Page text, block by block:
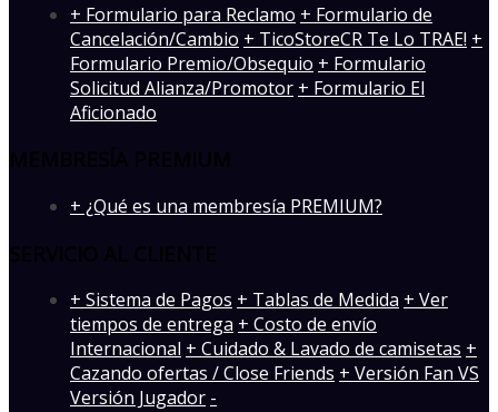
+ Formulario para Reclamo + Formulario de
Cancelación/Cambio + TicoStoreCR Te Lo TRAE! +
Formulario Premio/Obsequio + Formulario
Solicitud Alianza/Promotor + Formulario El
Aficionado
+ ¿Qué es una membresía PREMIUM?
+ Sistema de Pagos + Tablas de Medida + Ver
tiempos de entrega + Costo de envío
Internacional + Cuidado & Lavado de camisetas +
Cazando ofertas / Close Friends + Versión Fan VS
Versión Jugador -